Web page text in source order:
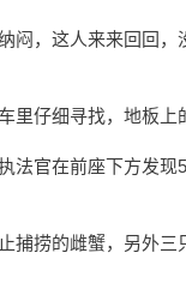
闷，这人来来回回
里仔细寻找，地板上
法官在前座下方发
捕捞的雌蟹，另外